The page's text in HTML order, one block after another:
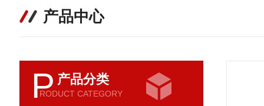
产品中心
P 产品分类
RODUCT CATEGORY